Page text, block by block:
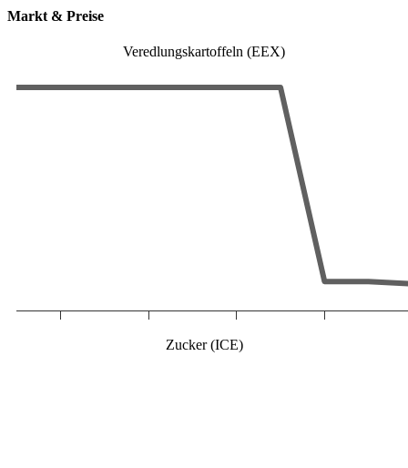
Markt & Preise
Veredlungskartoffeln (EEX)
Zucker (ICE)